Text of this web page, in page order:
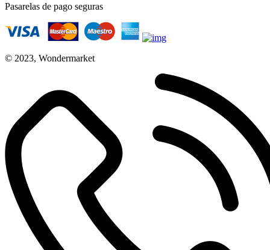
Pasarelas de pago seguras
© 2023, Wondermarket